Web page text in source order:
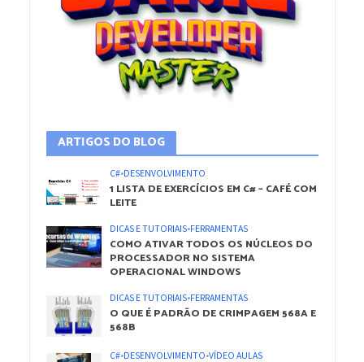
ARTIGOS DO BLOG
C#•DESENVOLVIMENTO
1 LISTA DE EXERCÍCIOS EM C# – CAFÉ COM
LEITE
DICAS E TUTORIAIS•FERRAMENTAS
COMO ATIVAR TODOS OS NÚCLEOS DO
PROCESSADOR NO SISTEMA
OPERACIONAL WINDOWS
DICAS E TUTORIAIS•FERRAMENTAS
O QUE É PADRÃO DE CRIMPAGEM 568A E
568B
C#•DESENVOLVIMENTO•VÍDEO AULAS